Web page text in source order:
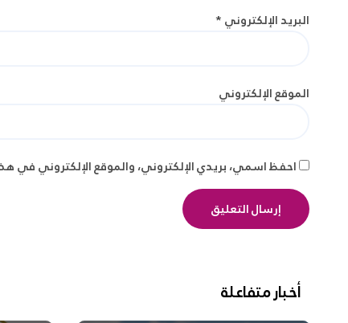
البريد الإلكتروني*
الموقع الإلكتروني
احفظ اسمي، بريدي الإلكتروني، والموقع الإلكتروني في
أخبار متفاعلة